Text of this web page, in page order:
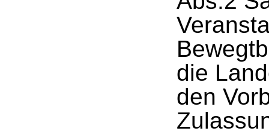
die
den